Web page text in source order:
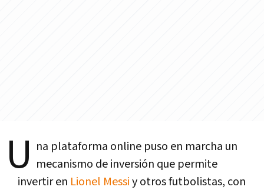
U na plataforma online puso en marcha un
mecanismo de inversión que permite
invertir en Lionel Messiy otros futbolistas, con